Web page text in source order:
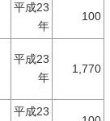
平成23
年
100
平成23
年
1,770
平成23